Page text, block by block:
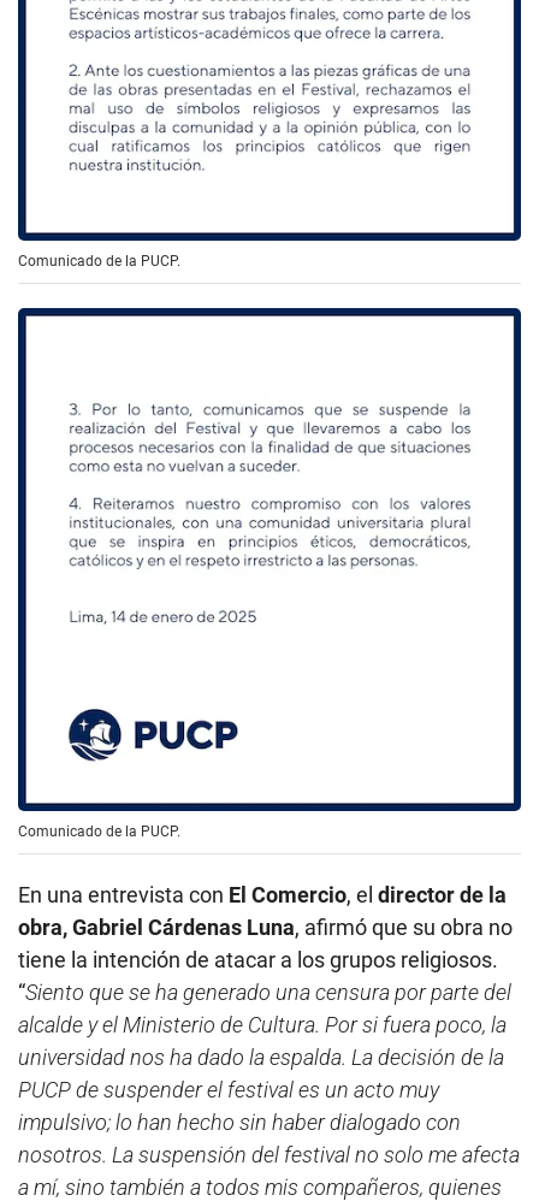
Comunicado de la PUCP.
Comunicado de la PUCP.
En una entrevista con El Comercio, el director de la
obra, Gabriel Cárdenas Luna, afirmó que su obra no
tiene la intención de atacar a los grupos religiosos.
“Siento que se ha generado una censura por parte del
alcalde y el Ministerio de Cultura. Por si fuera poco, la
universidad nos ha dado la espalda. La decisión de la
PUCP de suspender el festival es un acto muy
impulsivo; lo han hecho sin haber dialogado con
nosotros. La suspensión del festival no solo me afecta
a mí, sino también a todos mis compañeros, quienes